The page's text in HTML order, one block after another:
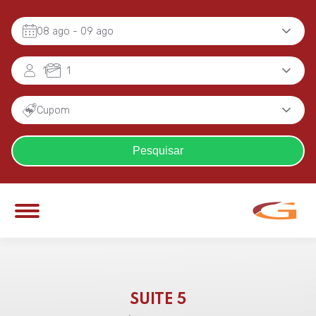
08 ago - 09 ago
1 1
Cupom
Pesquisar
SUITE 5